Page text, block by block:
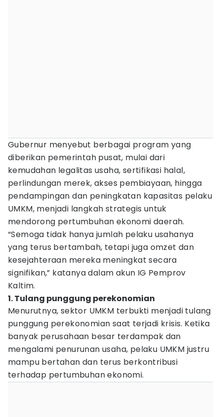
Gubernur menyebut berbagai program yang
diberikan pemerintah pusat, mulai dari
kemudahan legalitas usaha, sertifikasi halal,
perlindungan merek, akses pembiayaan, hingga
pendampingan dan peningkatan kapasitas pelaku
UMKM, menjadi langkah strategis untuk
mendorong pertumbuhan ekonomi daerah.
“Semoga tidak hanya jumlah pelaku usahanya
yang terus bertambah, tetapi juga omzet dan
kesejahteraan mereka meningkat secara
signifikan,” katanya dalam akun IG Pemprov
Kaltim.
1. Tulang punggung perekonomian
Menurutnya, sektor UMKM terbukti menjadi tulang
punggung perekonomian saat terjadi krisis. Ketika
banyak perusahaan besar terdampak dan
mengalami penurunan usaha, pelaku UMKM justru
mampu bertahan dan terus berkontribusi
terhadap pertumbuhan ekonomi.